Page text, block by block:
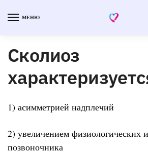
МЕНЮ
Сколиоз
1) асимметрией надплечий
2) увеличением физиологических
позвоночника